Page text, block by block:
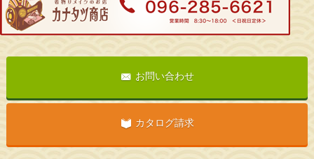
お問い合わせ
カタログ請求